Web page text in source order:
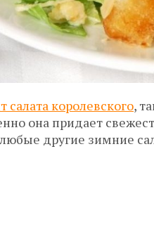
салата королевского,
она придает
другие зимние